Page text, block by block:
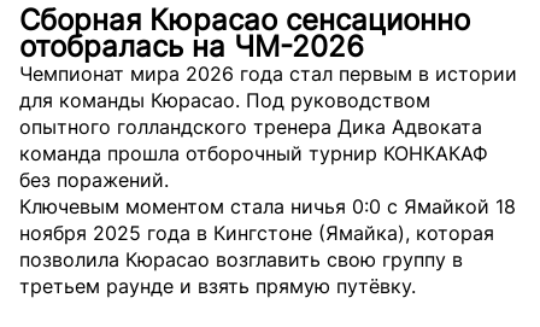
Сборная Кюрасао сенсационно
отобралась на ЧМ-2026
Чемпионат мира 2026 года стал первым в истории
для команды Кюрасао. Под руководством
опытного голландского тренера Дика Адвоката
команда прошла отборочный турнир КОНКАКАФ
без поражений.
Ключевым моментом стала ничья 0:0 с Ямайкой 18
ноября 2025 года в Кингстоне (Ямайка), которая
позволила Кюрасао возглавить свою группу в
третьем раунде и взять прямую путёвку.